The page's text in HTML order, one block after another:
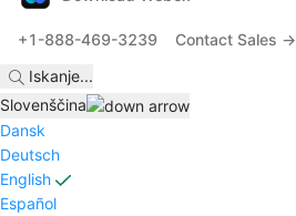
+1-888-469-3239
Contact Sales →
Iskanje...
Slovenščina
Dansk
Deutsch
English
Español